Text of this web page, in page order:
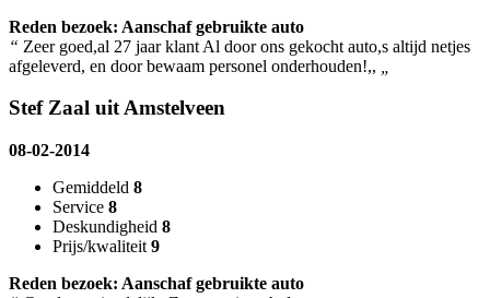
Reden bezoek: Aanschaf gebruikte auto
“ Zeer goed,al 27 jaar klant Al door ons gekocht auto,s altijd netjes
afgeleverd, en door bewaam personel onderhouden!,,
Stef Zaal uit Amstelveen
08-02-2014
Gemiddeld 8
Service 8
Deskundigheid 8
Prijs/kwaliteit 9
Reden bezoek: Aanschaf gebruikte auto